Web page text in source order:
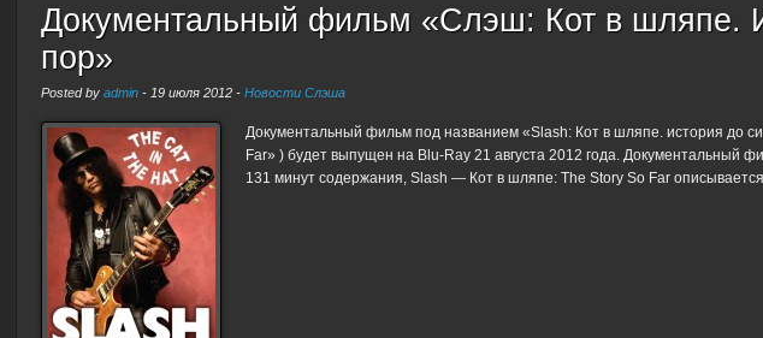
Документальный фильм «Слэш: Кот в шляпе.
пор»
Posted byadmin - 19 июля 2012 -Новости Слэша
Документальный фильм под названием «Slash: Кот в шляпе. история до
Far» ) будет выпущен на Blu-Ray 21 августа 2012 года. Документальный
131 минут содержания, Slash — Кот в шляпе: The Story So Far